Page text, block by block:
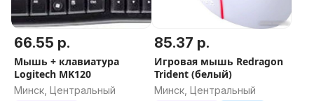
66.55 р.
Мышь + клавиатура
Logitech MK120
Минск, Центральный
85.37 р.
Игровая мышь Redragon
Trident (белый)
Минск, Центральный